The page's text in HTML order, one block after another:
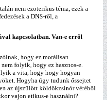
nem ezoterikus téma, ezek a
a DNS-ről, a
kapcsolatban. Van-e erről
hogy ez morálisan
folyik, hogy ez hasznos-e.
a vita, hogy hogy hogyan
Hogyha úgy tudunk őssejtet
az újszülött köldökzsinór véréből
vajon etikus-e használni?